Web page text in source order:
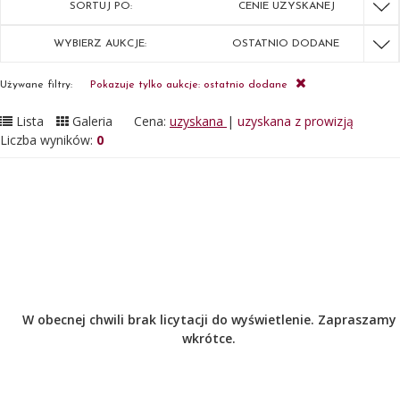
SORTUJ PO: CENIE UZYSKANEJ
WYBIERZ AUKCJE: OSTATNIO DODANE
Używane filtry: Pokazuje tylko aukcje: ostatnio dodane
Lista Galeria Cena: uzyskana | uzyskana z prowizją
Liczba wyników: 0
W obecnej chwili brak licytacji do wyświetlenie. Zapraszamy
wkrótce.